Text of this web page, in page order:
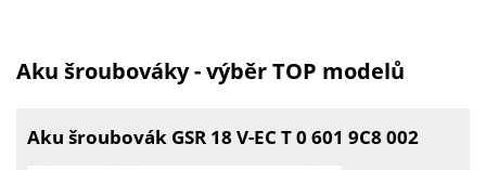
Aku šroubováky - výběr TOP modelů
Aku šroubovák GSR 18 V-EC T 0 601 9C8 002